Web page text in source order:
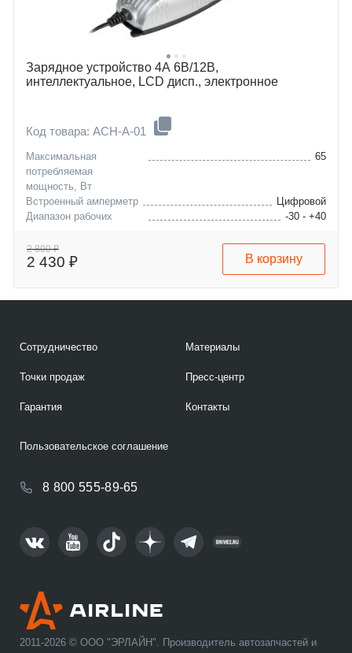
Зарядное устройство 4А 6В/12В,
интеллектуальное, LCD дисп., электронное
Код товара: ACH-A-01
Максимальная
потребляемая
мощность, Вт
65
Встроенный амперметр
Цифровой
Диапазон рабочих
-30 - +40
Максимальная емкость
заряжаемой АКБ, А/ч
120
2 800 ₽
2 430 ₽ В корзину
2011-2026 © ООО "ЭРЛАЙН". Производитель автозапчастей и
Сотрудничество
Точки продаж
Гарантия
Материалы
Пресс-центр
Контакты
8 800 555-89-65
Пользовательское соглашение